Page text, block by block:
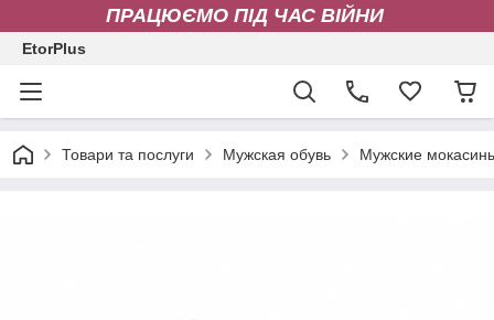
ПРАЦЮЄМО ПІД ЧАС ВІЙНИ
EtorPlus
Товари та послуги Мужская обувь Мужские